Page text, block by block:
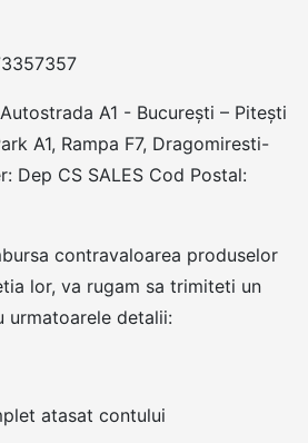
A1 - Bucureşti – Piteşti
A1, Rampa F7, Dragomiresti-
Dep CS SALES Cod Postal:
contravaloarea produselor
lor, va rugam sa trimiteti un
urmatoarele detalii:
atasat contului